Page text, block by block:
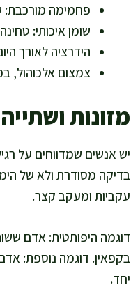
פחמימה מורכבת:
שומן איכותי:
הידרציה לאורך
צמצום אלכוהול,
מזונות
יש אנשים שמדווחים על
בדיקה מסודרת ולא של
עקביות ומעקב קצר.
דוגמה היפותטית: אדם
בקפאין. דוגמה נוספת:
יחד.